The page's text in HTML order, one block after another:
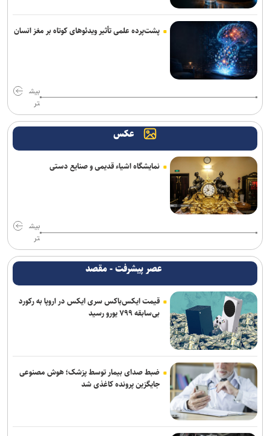
پشت‌پرده علمی تأثیر ویدئو‌های کوتاه بر مغز انسان
بیش
تر
عکس
نمایشگاه اشیاء قدیمی و صنایع دستی
بیش
تر
عصر پیشرفت - مقصد
قیمت ایکس‌باکس سری ایکس در اروپا به رکورد
بی‌سابقه ۷۹۹ یورو رسید
ضبط صدای بیمار توسط پزشک؛ هوش مصنوعی
جایگزین پرونده کاغذی شد